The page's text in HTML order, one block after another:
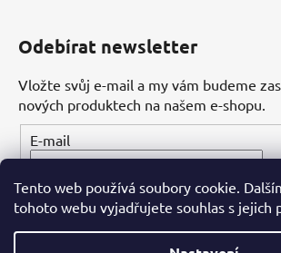
Tento web používá soubory cookie.
tohoto webu vyjadřujete souhlas s jejich
Odebírat newsletter
Vložte svůj e-mail a my vám budeme
nových produktech na našem e-shopu.
E-mail
PŘIHLÁSIT SE